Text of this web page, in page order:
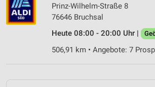
Prinz-Wilhelm-Straße 8
76646 Bruchsal
Heute 08:00 - 20:00 Uhr |
506,91 km • Angebote: 7